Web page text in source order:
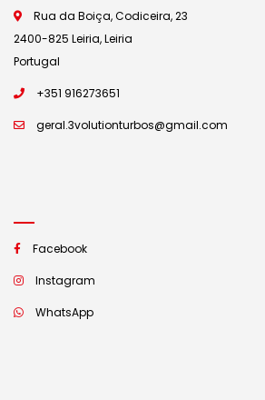
Rua da Boiça, Codiceira, 23
2400-825 Leiria, Leiria
Portugal
+351 916273651
geral.3volutionturbos@gmail.com
Facebook
Instagram
WhatsApp